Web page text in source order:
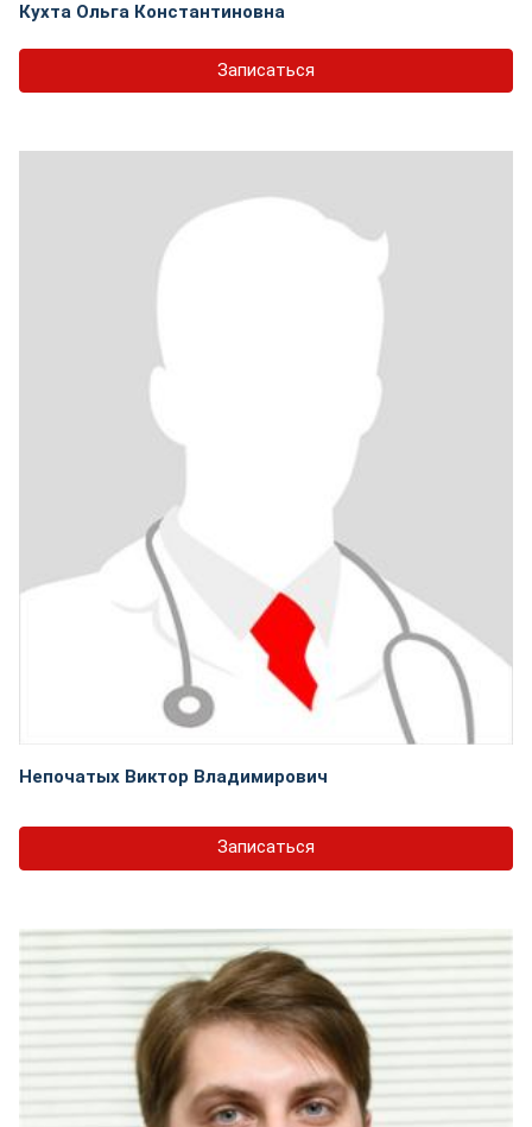
Кухта Ольга Константиновна
Записаться
Непочатых Виктор Владимирович
Записаться